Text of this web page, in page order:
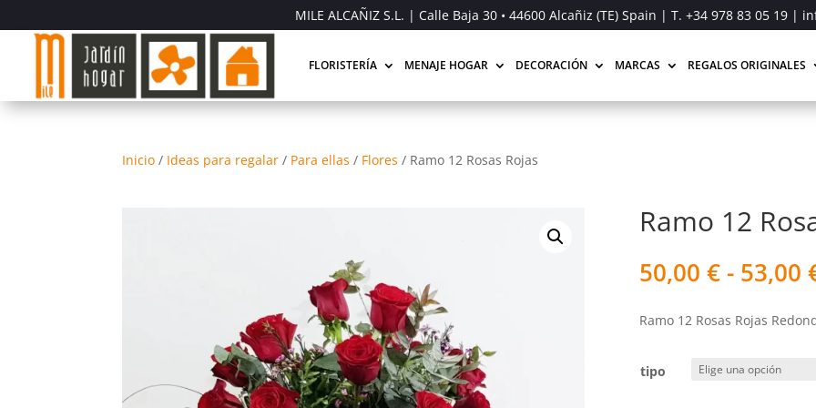
MILE ALCAÑIZ S.L. | Calle Baja 30 • 44600 Alcañiz (TE) Spain | T. +34 978 83 05 19|
FLORISTERÍA MENAJE HOGAR DECORACIÓN MARCAS REGALOS ORIGINALES
Inicio / Ideas para regalar / Para ellas / Flores / Ramo 12 Rosas Rojas
Ramo 12
50,00 € - 53,00
Ramo 12 Rosas Rojas
tipo